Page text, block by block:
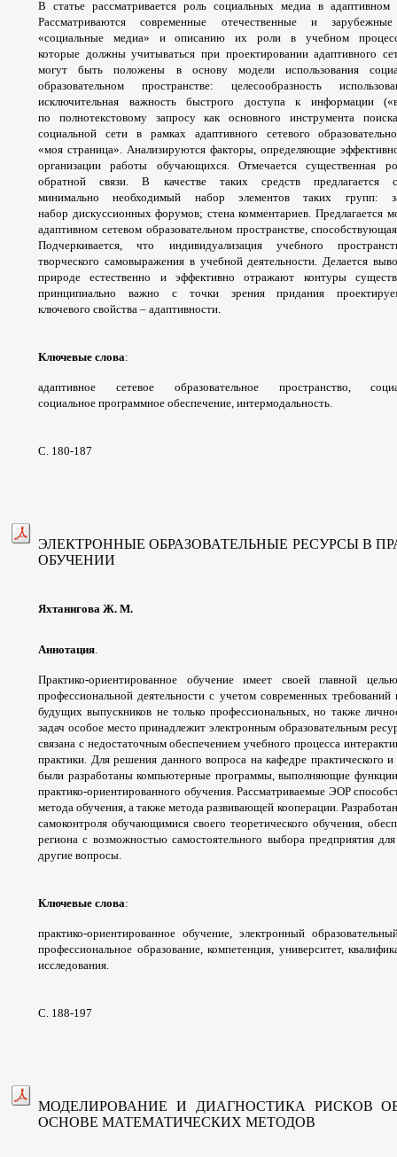
В статье рассматривается роль социальных медиа в
Рассматриваютсясовременные отечественные и
«социальные медиа» и описанию их роли в учебном
которые должны учитываться при проектированииадаптивного
могут быть положены в основу модели использования
образовательном пространстве: целесообразность
исключительная важность быстрого доступа к информации
по полнотекстовому запросу как основногоинструмента
социальной сети в рамках адаптивного сетевого
«моя страница». Анализируются факторы, определяющие
организации работы обучающихся. Отмечается существенная
обратнойсвязи. В качестве таких средств предлагается
минимальнонеобходимый набор элементов таких групп:
набор дискуссионных форумов; стена комментариев.Предлагается
адаптивном сетевом образовательном пространстве,
Подчеркивается,что индивидуализация учебного
творческого самовыражения в учебной деятельности.Делается
природе естественно и эффективноотражают контуры
принципиально важно с точки зрения придания
ключевого свойства – адаптивности.
Ключевые слова:
адаптивное сетевое образовательное пространство,
социальное программное обеспечение, интермодальность.
С. 180-187
ЭЛЕКТРОННЫЕ ОБРАЗОВАТЕЛЬНЫЕ РЕСУРСЫ В
ОБУЧЕНИИ
Яхтанигова Ж. М.
Аннотация.
Практико-ориентированное обучение имеет своей главной
профессиональнойдеятельности с учетом современных
будущихвыпускников не только профессиональных,но также
задач особое место принадлежитэлектронным образовательным
связана с недостаточным обеспечением учебного процесса
практики. Для решения данного вопроса на кафедре практического
были разработаны компьютерные программы, выполняющие
практико-ориентированного обучения.Рассматриваемые ЭОР
метода обучения,а также метода развивающей кооперации.
самоконтроля обучающимися своеготеоретического обучения,
регионас возможностью самостоятельного выборапредприятия
другие вопросы.
Ключевые слова:
практико-ориентированное обучение, электронный
профессиональное образование, компетенция, университет,
исследования.
С. 188-197
МОДЕЛИРОВАНИЕ И ДИАГНОСТИКА РИСКОВ
ОСНОВЕ МАТЕМАТИЧЕСКИХ МЕТОДОВ